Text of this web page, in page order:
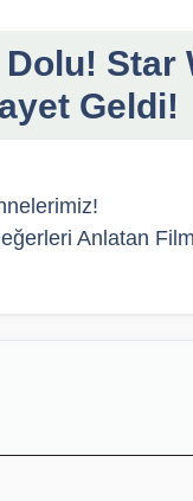
Star
Geldi!
Anlatan